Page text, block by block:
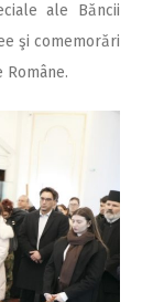
ale Băncii
şi comemorări